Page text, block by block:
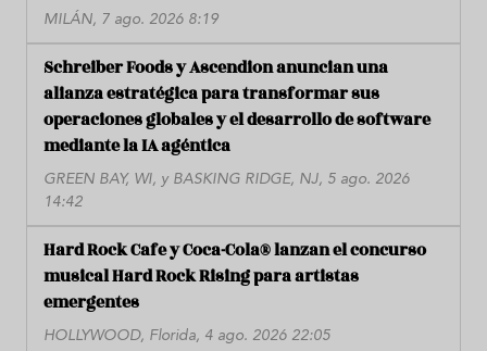
MILÁN, 7 ago. 2026 8:19
Schreiber Foods y Ascendion anuncian una
alianza estratégica para transformar sus
operaciones globales y el desarrollo de software
mediante la IA agéntica
GREEN BAY, WI, y BASKING RIDGE, NJ, 5 ago. 2026
14:42
Hard Rock Cafe y Coca-Cola® lanzan el concurso
musical Hard Rock Rising para artistas
emergentes
HOLLYWOOD, Florida, 4 ago. 2026 22:05